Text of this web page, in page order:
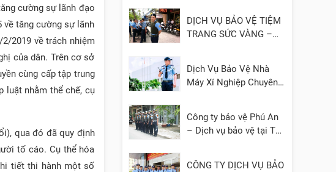
cường sự lãnh đạo
về tăng cường sự lãnh
2019 về trách nhiệm
của dân. Trên cơ sở
cùng cấp tập trung
luật nhằm thể chế, cụ
qua đó đã quy định
tố cáo. Cụ thể hóa
tiết thi hành một số
DỊCH VỤ BẢO VỆ TIỆM
TRANG SỨC VÀNG –
Dịch Vụ Bảo Vệ Nhà
Máy Xí Nghiệp Chuyên
Công ty bảo vệ Phú An
– Dịch vụ bảo vệ tại TP.
Nai, Cần Thơ, Long An
CÔNG TY DỊCH VỤ BẢO